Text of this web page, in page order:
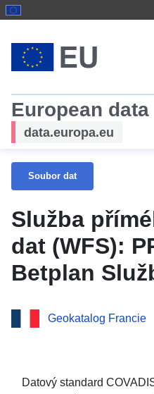
European data
data.europa.eu
Soubor dat
Služba
dat (WFS):
Betplan
stahování
RGA Betplan
Geokatalog Francie
Datový standard